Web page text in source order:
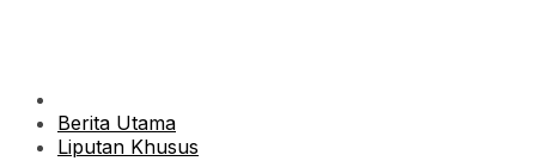
Berita Utama
Liputan Khusus